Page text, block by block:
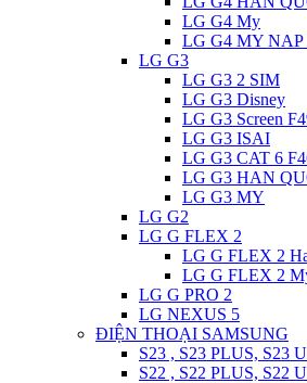
LG G4 My
LG G4 MY NAP
LG G3
LG G3 2 SIM
LG G3 Disney
LG G3 Screen
LG G3 ISAI
LG G3 CAT 6
LG G3 HAN
LG G3 MY
LG G2
LG G FLEX 2
LG G FLEX 2
LG G FLEX 2
LG G PRO 2
LG NEXUS 5
ĐIỆN THOẠI SAMSUNG
S23 , S23 PLUS, S23
S22 , S22 PLUS, S22